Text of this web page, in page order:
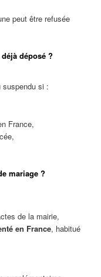
peut être refusée
déposé ?
suspendu si :
France,
mariage ?
de la mairie,
en France, habitué